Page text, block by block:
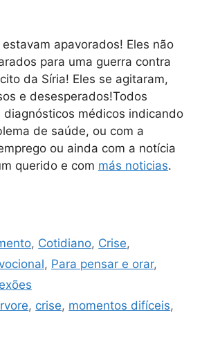
apavorados! Eles não
para uma guerra contra
da Síria! Eles se agitaram,
e desesperados!Todos
diagnósticos médicos indicando
de saúde, ou com a
ou ainda com a notícia
querido e com más noticias.
, Cotidiano, Crise,
, Para pensar e orar,
, crise, momentos difíceis,